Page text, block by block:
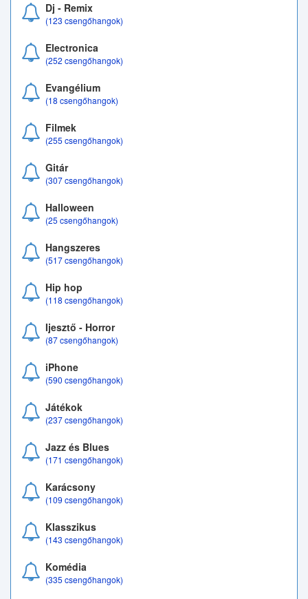
Dj - Remix
(123 csengőhangok)
Electronica
(252 csengőhangok)
Evangélium
(18 csengőhangok)
Filmek
(255 csengőhangok)
Gitár
(307 csengőhangok)
Halloween
(25 csengőhangok)
Hangszeres
(517 csengőhangok)
Hip hop
(118 csengőhangok)
Ijesztő - Horror
(87 csengőhangok)
iPhone
(590 csengőhangok)
Játékok
(237 csengőhangok)
Jazz és Blues
(171 csengőhangok)
Karácsony
(109 csengőhangok)
Klasszikus
(143 csengőhangok)
Komédia
(335 csengőhangok)